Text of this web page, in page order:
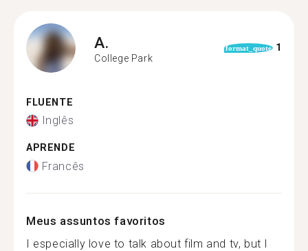
A.
College Park
format_quote 1
FLUENTE
Inglês
APRENDE
Francês
Meus assuntos favoritos
I especially love to talk about film and tv, but I